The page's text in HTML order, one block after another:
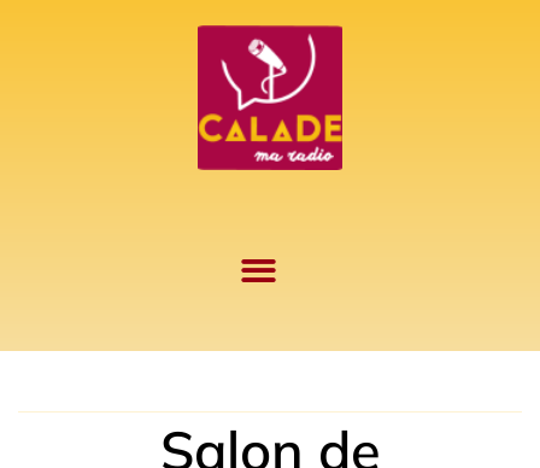
Salon de